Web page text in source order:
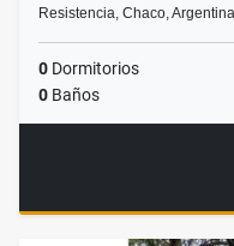
Resistencia, Chaco, Argentina
0 Dormitorios
0 Baños